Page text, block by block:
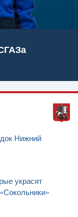
Нижний
украсят